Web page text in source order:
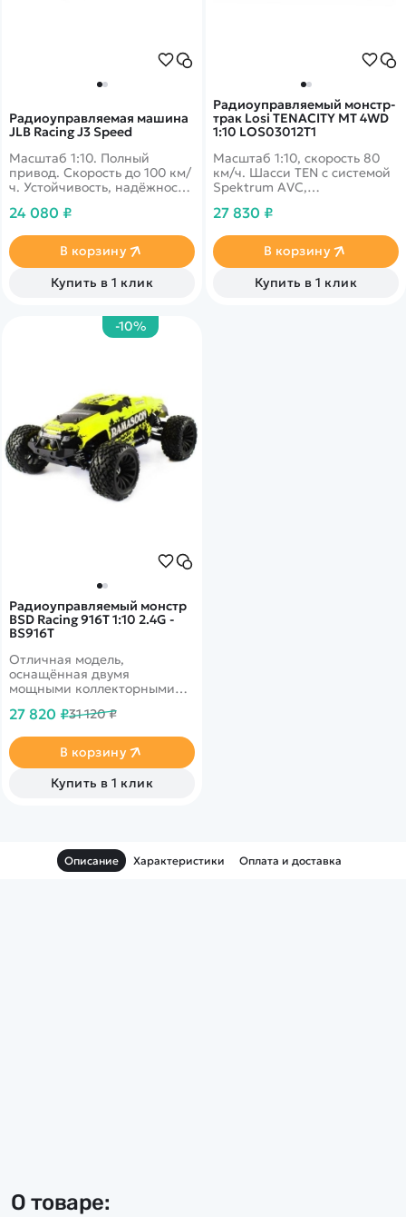
Радиоуправляемая машина
JLB Racing J3 Speed
Масштаб 1:10. Полный
привод. Cкорость до 100 км/
ч. Устойчивость, надёжность,
24 080 ₽
В корзину
Купить в 1 клик
Радиоуправляемый монстр-
трак Losi TENACITY MT 4WD
1:10 LOS03012T1
Масштаб 1:10, скорость 80
км/ч. Шасси TEN с системой
Spektrum AVC,
полный привод,
влагозащита электроники,
технология управления AVC.
27 830 ₽
В корзину
Купить в 1 клик
-10%
Радиоуправляемый монстр
BSD Racing 916T 1:10 2.4G -
BS916T
Отличная модель,
оснащённая двумя
мощными коллекторными
паре, способна развивать
Идеально подойдёт как
начинающим, так и более
опытным любителям
радиоуправляемой техники.
27 820 ₽31 120 ₽
В корзину
Купить в 1 клик
Описание Характеристики Оплата и доставка
О товаре: